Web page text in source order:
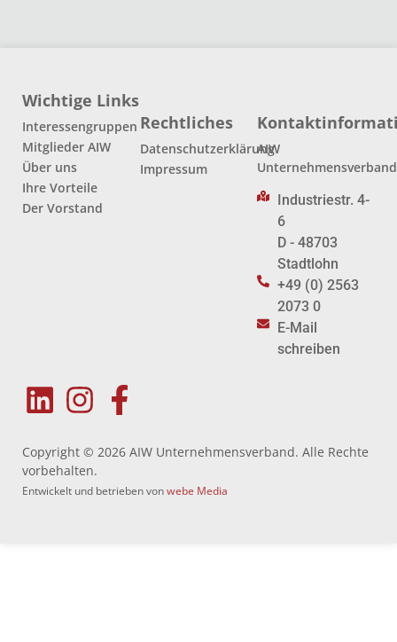
Wichtige Links
Interessengruppen
Mitglieder AIW
Über uns
Ihre Vorteile
Der Vorstand
Rechtliches
Datenschutzerklärung
Impressum
AIW
Unternehmensverband
Industriestr. 4-
6
D - 48703
Stadtlohn
+49 (0) 2563
2073 0
E-Mail
schreiben
Copyright © 2026 AIW Unternehmensverband. Alle Rechte
vorbehalten.
Entwickelt und betrieben vonwebe Media